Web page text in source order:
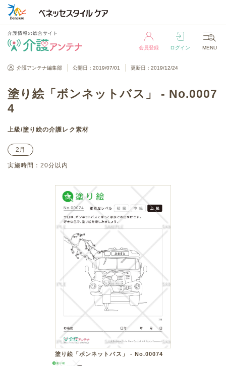
介護情報の総合サイト
会員登録 ログイン MENU
介護情報の総合サイト
介護アンテナ編集部 公開日：2019/07/01 更新日：2019/12/24
塗り絵「ボンネットバス」 - No.0007
4
上級/塗り絵の介護レク素材
2月
実施時間：20分以内
塗り絵「ボンネットバス」 - No.00074